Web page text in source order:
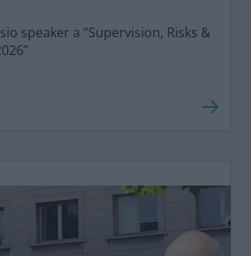
speaker a “Supervision, Risks &